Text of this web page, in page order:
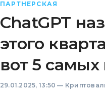
ПАРТНЕРСКАЯ
ChatGPT
этого
вот 5
29.01.2025, 13:50 —